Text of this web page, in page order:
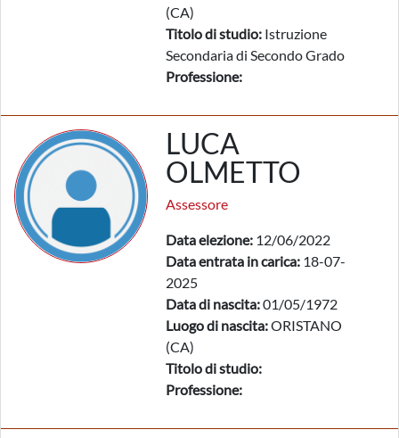
(CA)
Titolo di studio: Istruzione
Secondaria di Secondo Grado
Professione:
LUCA
OLMETTO
Assessore
Data elezione: 12/06/2022
Data entrata in carica: 18-07-
2025
Data di nascita:01/05/1972
Luogo di nascita:ORISTANO
(CA)
Titolo di studio:
Professione: